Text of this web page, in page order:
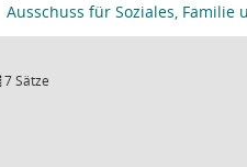
Ausschuss für Soziales, Familie
7 Sätze